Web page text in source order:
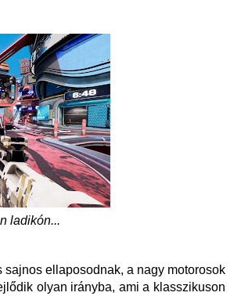
ladikón...
ellaposodnak, a nagy motorosok
olyan irányba, ami a klasszikuson